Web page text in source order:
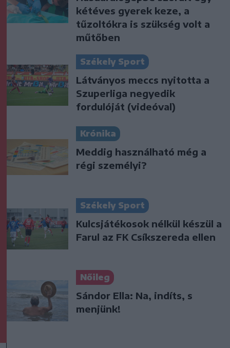
kétéves gyerek keze, a
tűzoltókra is szükség volt a
műtőben
Székely Sport
Látványos meccs nyitotta a
Szuperliga negyedik
fordulóját (videóval)
Krónika
Meddig használható még a
régi személyi?
Székely Sport
Kulcsjátékosok nélkül készül a
Farul az FK Csíkszereda ellen
Nőileg
Sándor Ella: Na, indíts, s
menjünk!